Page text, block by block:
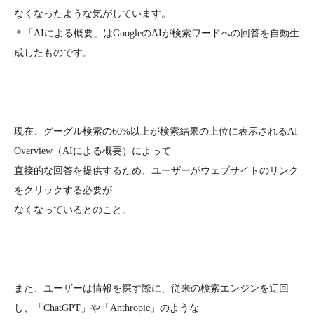
なくなったような気がしています。
＊「AIによる概要」はGoogleのAIが検索ワードへの回答を自動生
成したものです。
現在、グーグル検索の60%以上が検索結果の上位に表示されるAI
Overview（AIによる概要）によって
直接的な回答を提供するため、ユーザーがウェブサイトのリンク
をクリックする必要が
なくなっているとのこと。
また、ユーザーは情報を探す際に、従来の検索エンジンを迂回
し、「ChatGPT」や「Anthropic」のような